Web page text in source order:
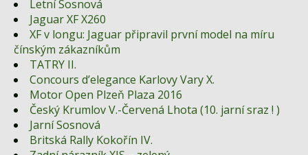
Letní Sosnová
Jaguar XF X260
XF v longu: Jaguar připravil první model na míru
čínským zákazníkům
TATRY II.
Concours d’elegance Karlovy Vary X.
Motor Open Plzeň Plaza 2016
Český Krumlov V.-Červená Lhota (10. jarní sraz ! )
Jarní Sosnová
Britská Rally Kokořín IV.